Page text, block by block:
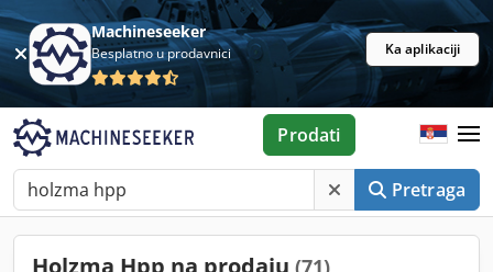
Machineseeker
Besplatno u prodavnici Ka aplikaciji
Pretraga
Prodati
Holzma Hpp na prodaju (71)